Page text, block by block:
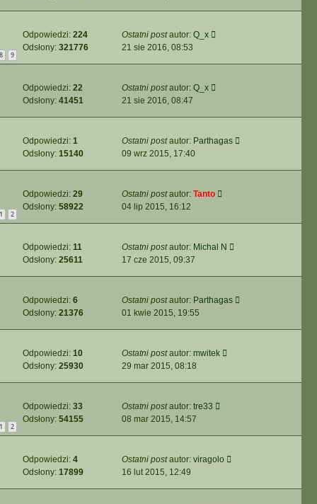
8 9
Odpowiedzi: 224
Odsłony: 321776
Ostatni postautor: Q_x
21 sie 2016, 08:53
Odpowiedzi: 22
Odsłony: 41451
Ostatni postautor: Q_x
21 sie 2016, 08:47
Odpowiedzi: 1
Odsłony: 15140
Ostatni postautor: Parthagas
09 wrz 2015, 17:40
1 2
Odpowiedzi: 29
Odsłony: 58922
Ostatni postautor: Tanto
04 lip 2015, 16:12
Odpowiedzi: 11
Odsłony: 25611
Ostatni postautor: Michal N
17 cze 2015, 09:37
Odpowiedzi: 6
Odsłony: 21376
Ostatni postautor: Parthagas
01 kwie 2015, 19:55
Odpowiedzi: 10
Odsłony: 25930
Ostatni postautor: mwitek
29 mar 2015, 08:18
1 2
Odpowiedzi: 33
Odsłony: 54155
Ostatni postautor: tre33
08 mar 2015, 14:57
Odpowiedzi: 4
Odsłony: 17899
Ostatni postautor: viragolo
16 lut 2015, 12:49